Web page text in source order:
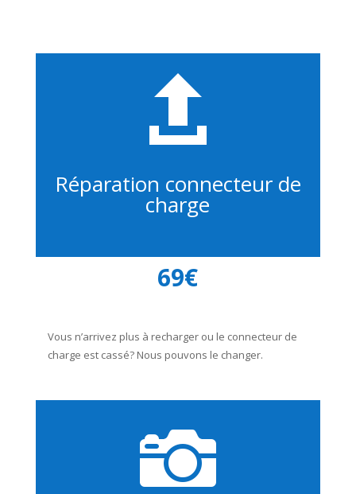

Réparation connecteur de
charge
69€
Vous n’arrivez plus à recharger ou le connecteur de
charge est cassé? Nous pouvons le changer.
